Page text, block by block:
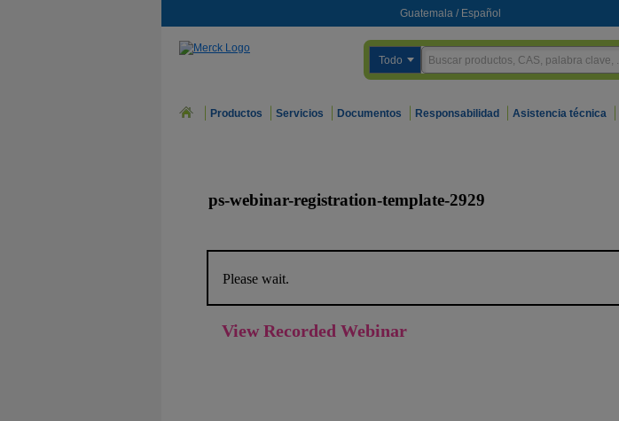
Guatemala / Español
Todo
Productos Servicios Documentos Responsabilidad Asistencia técnica